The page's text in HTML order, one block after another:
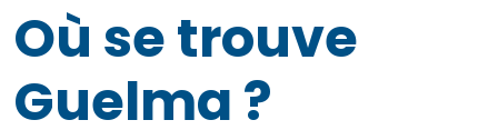
Où se trouve
Guelma ?